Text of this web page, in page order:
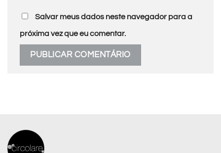
Salvar meus dados neste navegador para a
próxima vez que eu comentar.